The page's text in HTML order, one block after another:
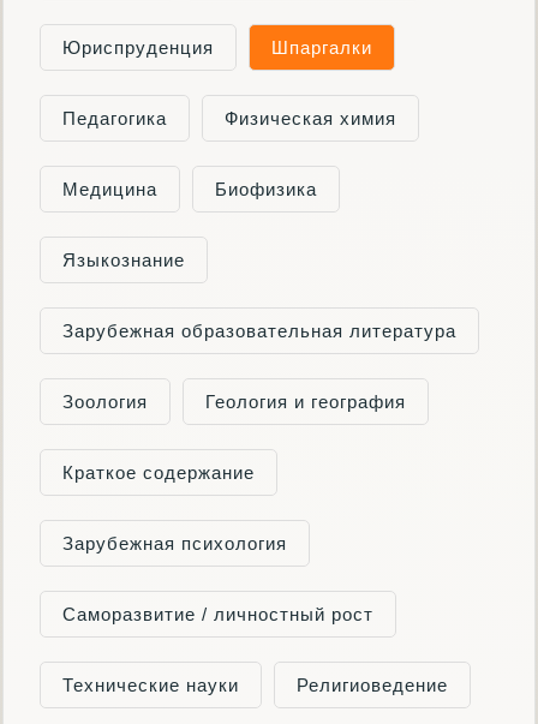
Юриспруденция Шпаргалки
Педагогика Физическая химия
Медицина Биофизика
Языкознание
Зарубежная образовательная литература
Зоология Геология и география
Краткое содержание
Зарубежная психология
Саморазвитие / личностный рост
Технические науки Религиоведение